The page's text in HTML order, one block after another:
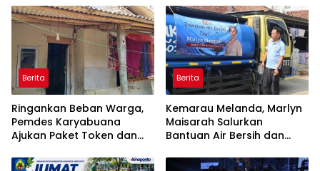
Berita
Ringankan Beban Warga,
Pemdes Karyabuana
Ajukan Paket Token dan
PLN
Berita
Kemarau Melanda, Marlyn
Maisarah Salurkan
Bantuan Air Bersih dan
Babakan Madang